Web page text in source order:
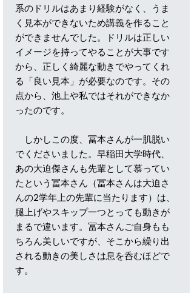
系のドリルはあまり経験がなく、うま
く見本ができないため講義を作ること
ができませんでした。ドリルは正しい
イメージを持ってやることが大事です
から、正しく綺麗な動きでやってくれ
る「良い見本」が必要なのです。その
点から、池上や私ではそれができなか
ったのです。
しかしこの度、冨本さんが一肌脱い
でくださいました。早稲田大学時代、
あの大迫傑さんも先輩として慕ってい
たという冨本さん（冨本さんは大迫さ
んの2学年上の先輩に当たります）は、
腿上げやスキップ一つとっても動きが
まるで違います。冨本さんご自身もも
ちろん美しいですが、そこから繰り出
される動きの美しさは息を呑むほどで
す。